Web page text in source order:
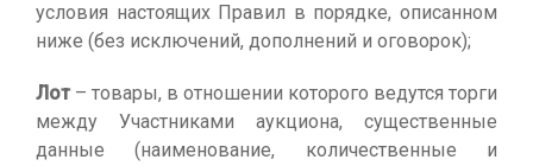
условия настоящих Правил в порядке, описанном
ниже (без исключений, дополнений и оговорок);
Лот– товары, в отношении которого ведутся торги
между Участниками аукциона, существенные
данные (наименование, количественные и